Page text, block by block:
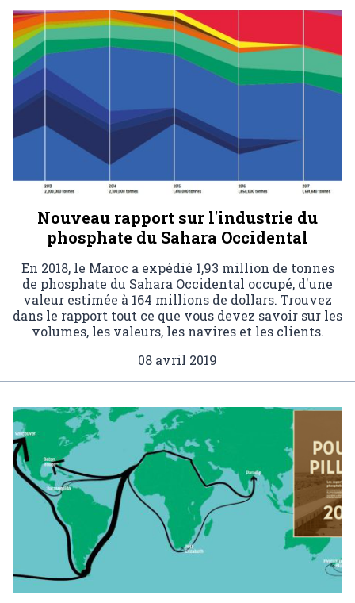
Nouveau rapport sur l'industrie du
phosphate du Sahara Occidental
En 2018, le Maroc a expédié 1,93 million de tonnes
de phosphate du Sahara Occidental occupé, d'une
valeur estimée à 164 millions de dollars. Trouvez
dans le rapport tout ce que vous devez savoir sur les
volumes, les valeurs, les navires et les clients.
08 avril 2019